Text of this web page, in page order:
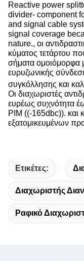
Reactive power
divider- component
and signal cable
signal coverage
nature., οι
κύματος τετάρτου
σήματα ομοιόμορφα
ευρυζωνικής
συγκόλλησης και
Οι διαχωριστές
ευρέως συχνότητα
PIM ((-165dbc)). και
εξατομικευμένων
Ετικέτες:
Διαχωριστής
Ραφικό